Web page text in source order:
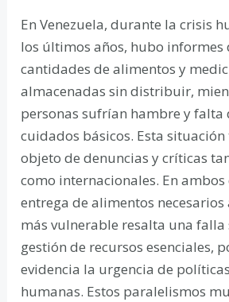
En Venezuela, durante la crisis
los últimos años, hubo informes
cantidades de alimentos y
almacenadas sin distribuir,
personas sufrían hambre y falta
cuidados básicos. Esta
objeto de denuncias y críticas
como internacionales. En
entrega de alimentos
más vulnerable resalta una falla
gestión de recursos esenciales,
evidencia la urgencia de
humanas. Estos paralelismos